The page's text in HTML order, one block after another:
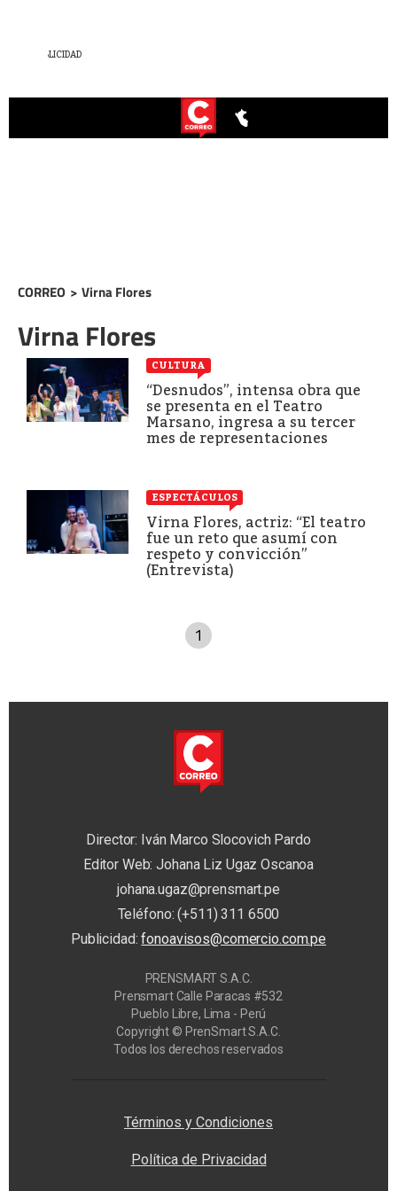
CORREO > Virna Flores
Virna Flores
CULTURA
“Desnudos”, intensa obra que
se presenta en el Teatro
Marsano, ingresa a su tercer
mes de representaciones
ESPECTÁCULOS
Virna Flores, actriz: “El teatro
fue un reto que asumí con
respeto y convicción”
(Entrevista)
1
Director: Iván Marco Slocovich Pardo
Editor Web: Johana Liz Ugaz Oscanoa
johana.ugaz@prensmart.pe
Teléfono: (+511) 311 6500
Publicidad:fonoavisos@comercio.com.pe
PRENSMART S.A.C.
Prensmart Calle Paracas #532
Pueblo Libre, Lima - Perú
Copyright © PrenSmart S.A.C.
Todos los derechos reservados
Términos y Condiciones
Política de Privacidad